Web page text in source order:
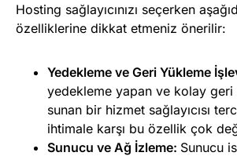
Hosting sağlayıcınızı seçerken
özelliklerine dikkat etmeniz önerilir:
Yedekleme ve Geri Yükleme
yedekleme yapan ve kolay geri
sunan bir hizmet sağlayıcısı
ihtimale karşı bu özellik çok
Sunucu ve Ağ İzleme: Sunucu